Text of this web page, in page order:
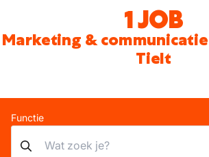
1 JOB
Marketing &
Tielt
Functie